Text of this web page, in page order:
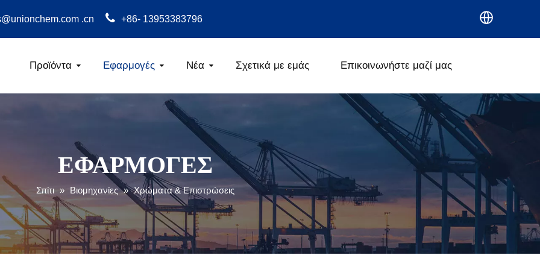
.cn +86- 13953383796
Προϊόντα Εφαρμογές Νέα Σχετικά με εμάς Επικοινωνήστε μαζί μας
ΕΦΑΡΜΟΓΕΣ
Σπίτι » Βιομηχανίες » Χρώματα & Επιστρώσεις